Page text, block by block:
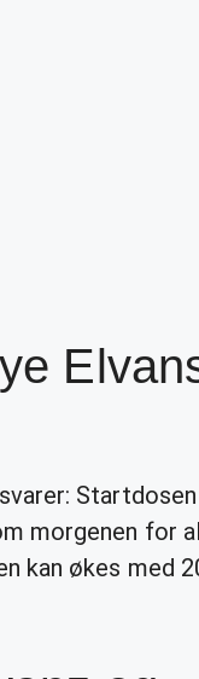
morgenen for
kan økes med